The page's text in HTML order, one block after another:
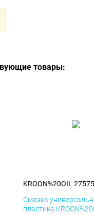
товары:
KROON%20OIL
Смазка
пластика